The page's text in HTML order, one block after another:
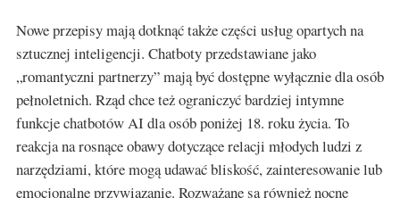
Nowe przepisy mają dotknąć także części usług opartych na
sztucznej inteligencji. Chatboty przedstawiane jako
„romantyczni partnerzy” mają być dostępne wyłącznie dla osób
pełnoletnich. Rząd chce też ograniczyć bardziej intymne
funkcje chatbotów AI dla osób poniżej 18. roku życia. To
reakcja na rosnące obawy dotyczące relacji młodych ludzi z
narzędziami, które mogą udawać bliskość, zainteresowanie lub
emocjonalne przywiązanie. Rozważane są również nocne